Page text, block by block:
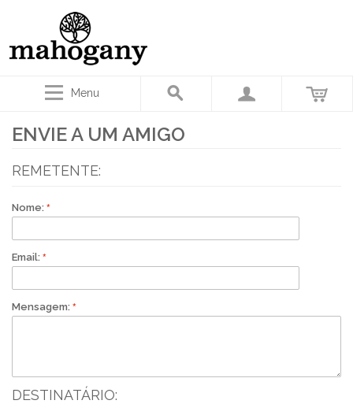
Menu
ENVIE A UM AMIGO
REMETENTE:
Nome:
Email:
Mensagem:
DESTINATÁRIO: